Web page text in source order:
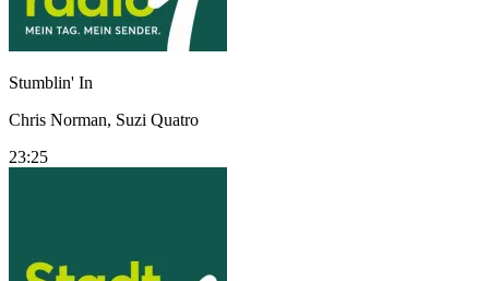
Stumblin' In
Chris Norman, Suzi Quatro
23:25